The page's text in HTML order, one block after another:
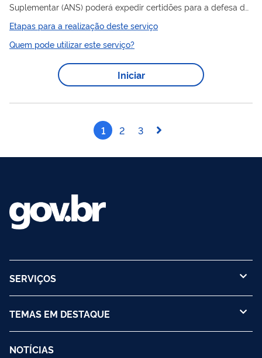
Suplementar (ANS) poderá expedir certidões para a defesa de
direitos e esclarecimentos de situações. sua solicitação será
encaminhada para a área responsável e você será informado
do resultado da sua solicitação.
Etapas para a realização deste serviço
Quem pode utilizar este serviço?
Iniciar
1 2 3
SERVIÇOS
TEMAS EM DESTAQUE
NOTÍCIAS